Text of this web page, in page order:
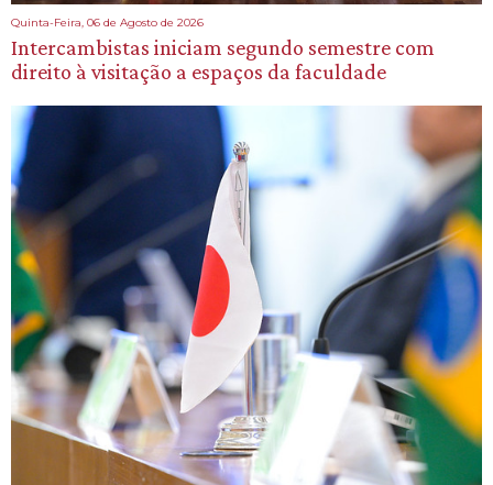
Quinta-Feira, 06 de Agosto de 2026
Intercambistas iniciam segundo semestre com
direito à visitação a espaços da faculdade